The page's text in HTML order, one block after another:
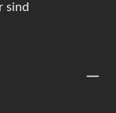
sind